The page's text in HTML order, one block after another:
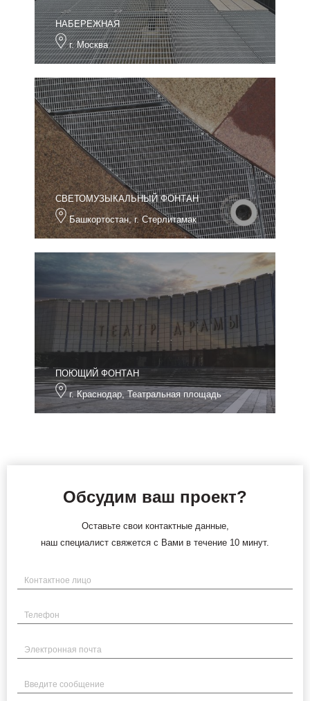
НАБЕРЕЖНАЯ
г. Москва
СВЕТОМУЗЫКАЛЬНЫЙ ФОНТАН
Башкортостан, г. Стерлитамак
ПОЮЩИЙ ФОНТАН
г. Краснодар, Театральная площадь
Обсудим ваш проект?
Оставьте свои контактные данные,
наш специалист свяжется с Вами в течение 10 минут.
Имя
Телефон
Электронная почта
Введите сообщение